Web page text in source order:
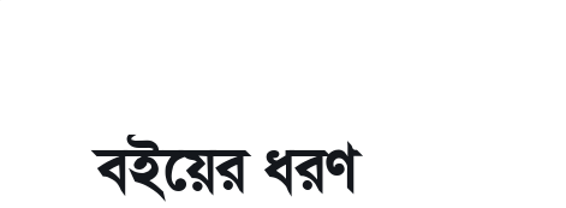
বইয়ের ধরণ